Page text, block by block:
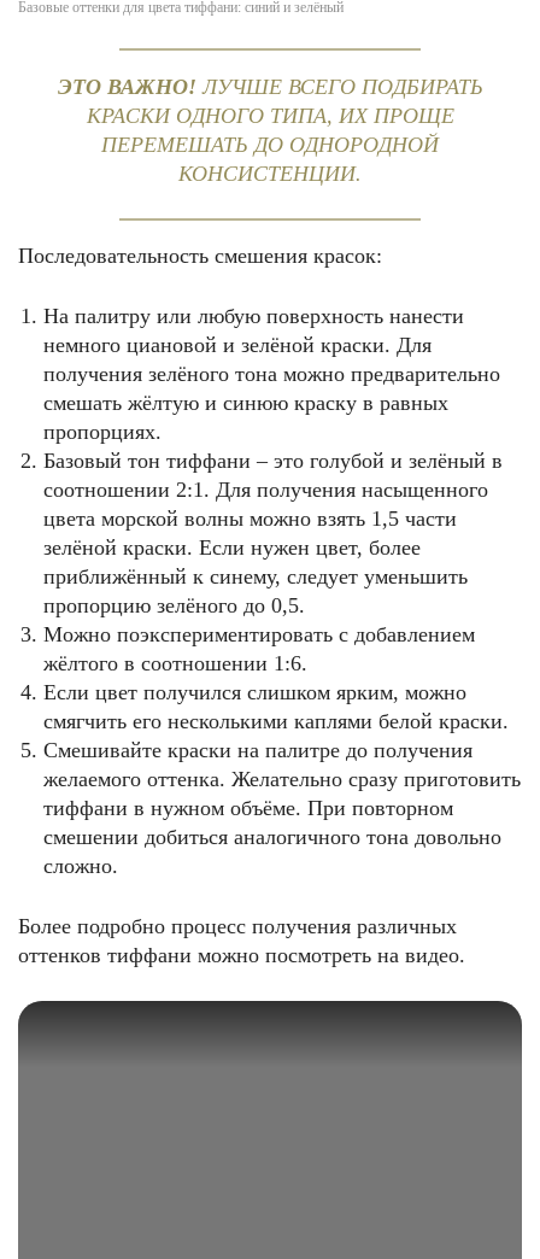
Базовые оттенки для цвета тиффани: синий и зелёный
ЭТО ВАЖНО!ЛУЧШЕ ВСЕГО ПОДБИРАТЬ
КРАСКИ ОДНОГО ТИПА, ИХ ПРОЩЕ
ПЕРЕМЕШАТЬ ДО ОДНОРОДНОЙ
КОНСИСТЕНЦИИ.
Последовательность смешения красок:
На палитру или любую поверхность нанести
немного циановой и зелёной краски. Для
получения зелёного тона можно предварительно
смешать жёлтую и синюю краску в равных
пропорциях.
Базовый тон тиффани – это голубой и зелёный в
соотношении 2:1. Для получения насыщенного
цвета морской волны можно взять 1,5 части
зелёной краски. Если нужен цвет, более
приближённый к синему, следует уменьшить
пропорцию зелёного до 0,5.
Можно поэкспериментировать с добавлением
жёлтого в соотношении 1:6.
Если цвет получился слишком ярким, можно
смягчить его несколькими каплями белой краски.
Смешивайте краски на палитре до получения
желаемого оттенка. Желательно сразу приготовить
тиффани в нужном объёме. При повторном
смешении добиться аналогичного тона довольно
сложно.
Более подробно процесс получения различных
оттенков тиффани можно посмотреть на видео.